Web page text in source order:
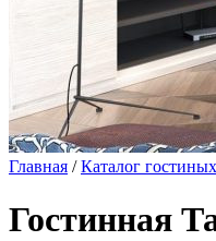
Главная /Каталог гостиных
Гостинная